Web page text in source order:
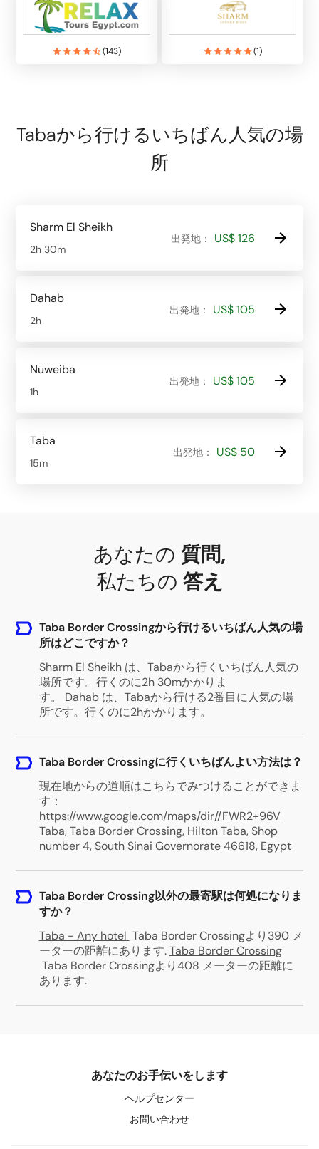
(143) (1)
Tabaから行けるいちばん人気の場
所
Sharm El Sheikh
2h 30m
出発地： US$ 126
Dahab
2h
出発地： US$ 105
Nuweiba
1h
出発地： US$ 105
Taba
15m
出発地： US$ 50
あなたの 質問,
私たちの 答え
Taba Border Crossingから行けるいちばん人気の場
所はどこですか？
Sharm El Sheikh は、Tabaから行くいちばん人気の
場所です。行くのに2h 30mかかりま
す。
Dahab は、Tabaから行ける2番目に人気の場
所です。行くのに2hかかります。
Taba Border Crossingに行くいちばんよい方法は？
現在地からの道順はこちらでみつけることができま
す：
https://www.google.com/maps/dir//FWR2+96V
Taba, Taba Border Crossing, Hilton Taba, Shop
number 4, South Sinai Governorate 46618, Egypt
Taba Border Crossing以外の最寄駅は何処になりま
すか？
Taba - Any hotel Taba Border Crossingより390 メ
ーターの距離にあります.Taba Border Crossing
Taba Border Crossingより408 メーターの距離に
あります.
あなたのお手伝いをします
ヘルプセンター
お問い合わせ